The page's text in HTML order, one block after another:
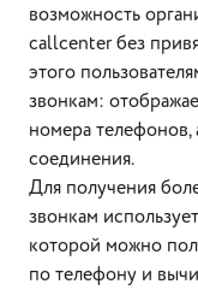
возможность
callcenter без
этого
звонкам:
номера
соединения.
Для получения
звонкам
которой можно
по телефону и